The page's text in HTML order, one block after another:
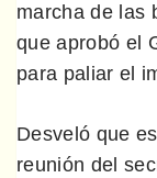
marcha de las
que aprobó el
para paliar el
Desveló que
reunión del